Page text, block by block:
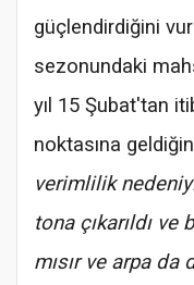
güçlendirdiğini
sezonundaki
yıl 15 Şubat'tan
noktasına
verimlilik
tona çıkarıldı ve
mısır ve arpa